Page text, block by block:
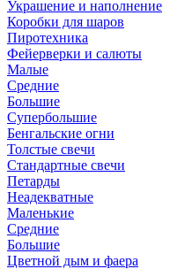
Украшение и наполнение
Коробки для шаров
Пиротехника
Фейерверки и салюты
Малые
Средние
Большие
Супербольшие
Бенгальские огни
Толстые свечи
Стандартные свечи
Петарды
Неадекватные
Маленькие
Средние
Большие
Цветной дым и фаера